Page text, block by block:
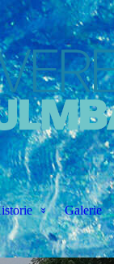
Galerie